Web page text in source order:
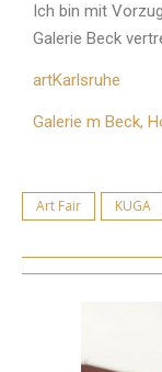
Ich bin mit
Galerie Beck
artKarlsruhe
Galerie m Beck,
Art Fair KUGA